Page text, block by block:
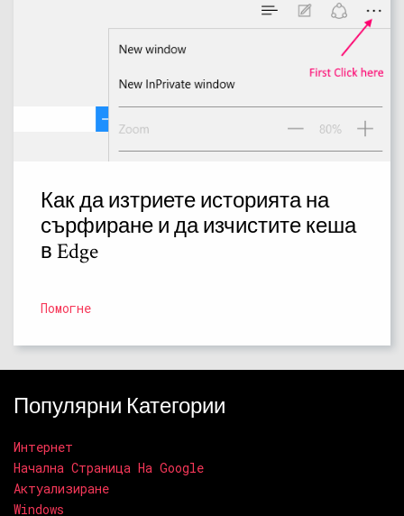
Как да изтриете историята на
сърфиране и да изчистите кеша
в Edge
Помогне
Популярни Категории
Интернет
Начална Страница На Google
Актуализиране
Windows